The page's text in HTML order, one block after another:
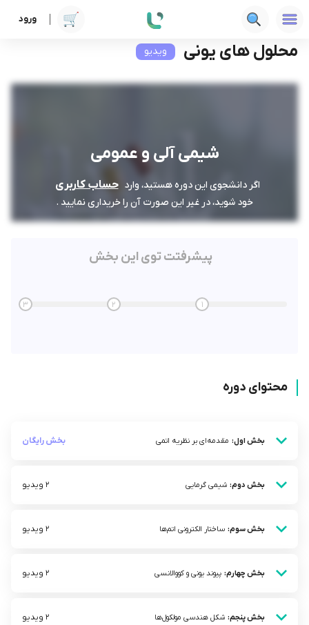
ورود دوره ها فنی‌ومهندسی شیمی آلی و عمومی
محلول های یونی ویدیو
شیمی آلی و عمومی
اگر دانشجوی این دوره هستید، وارد حساب کاربری
خود شوید، در غیر این صورت آن را خریداری نمایید .
پیشرفتت توی این بخش
1
2
3
محتوای دوره
بخش اول: مقدمه‌ای بر نظریه اتمی بخش رایگان
بخش دوم: شیمی گرمایی 2 ویدیو
بخش سوم: ساختار الکترونی اتم‌ها 2 ویدیو
بخش چهارم: پیوند یونی و کووالانسی 2 ویدیو
بخش پنجم: شکل هندسی مولکول‌ها 2 ویدیو